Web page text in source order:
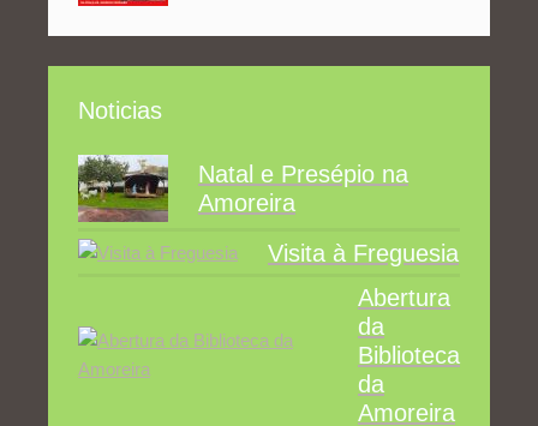
Noticias
Natal e Presépio na
Amoreira
Visita à Freguesia
Abertura
da
Biblioteca
da
Amoreira